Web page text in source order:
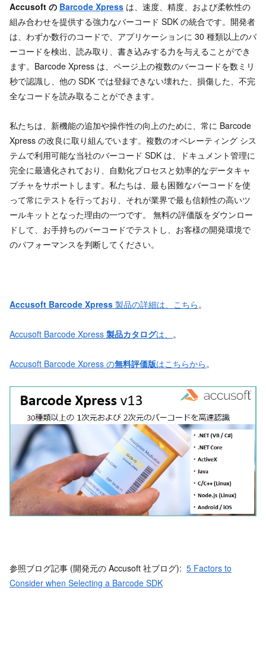
Accusoft の Barcode Xpress は、速度、精度、および柔軟性の
組み合わせを提供する強力なバーコード SDK の統合です。開発者
は、わずか数行のコードで、アプリケーションに 30 種類以上のバ
ーコードを検出、読み取り、書き込みする力を与えることができ
ます。Barcode Xpress は、ページ上の複数のバーコードを数ミリ
秒で認識し、他の SDK では登録できない壊れた、損傷した、不完
全なコードを読み取ることができます。
私たちは、新機能の追加や操作性の向上のために、常に Barcode
Xpress の改良に取り組んでいます。複数のオペレーティング シス
テムで利用可能な当社のバーコード SDK は、ドキュメント管理に
完全に最適化されており、自動化プロセスと効率的なデータキャ
プチャをサポートします。私たちは、最も困難なバーコードを使
って常にテストを行っており、それが業界で最も信頼性の高いツ
ールキットとなった理由の一つです。 無料の評価版をダウンロー
ドして、お手持ちのバーコードでテストし、お客様の開発環境で
のパフォーマンスを判断してください。
Accusoft Barcode Xpress 製品の詳細は、こちら 。
Accusoft Barcode Xpress 製品カタログは、 。
Accusoft Barcode Xpress の無料評価版はこちらから。
参照ブログ記事 (開発元の Accusoft 社ブログ): 5 Factors to
Consider when Selecting a Barcode SDK